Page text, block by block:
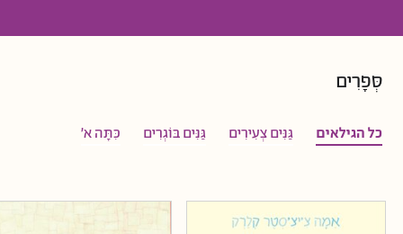
סְּפָרִים
כל הגילאים גַּנִּים צְעִירִים גַּנִּים בּוֹגְרִים כִּתָּה א'